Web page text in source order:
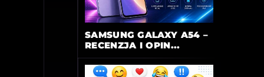
SAMSUNG GALAXY A54 –
RECENZJA I OPIN...